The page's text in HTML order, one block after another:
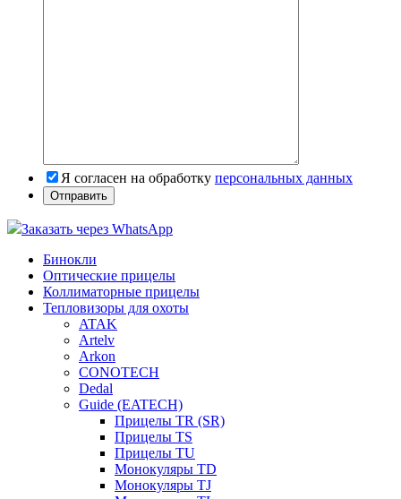
Я согласен на обработку персональных данных
Заказать через WhatsApp
Бинокли
Оптические прицелы
Коллиматорные прицелы
Тепловизоры для охоты
ATAK
Artelv
Arkon
CONOTECH
Dedal
Guide (EATECH)
Прицелы TR (SR)
Прицелы TS
Прицелы TU
Монокуляры TD
Монокуляры TJ